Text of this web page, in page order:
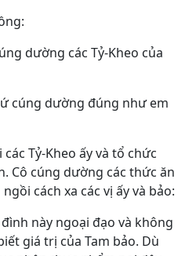
dường các Tỷ-Kheo của
cúng dường đúng như em
Tỷ-Kheo ấy và tổ chức
Cô cúng dường các thức ăn
cách xa các vị ấy và bảo:
này ngoại đạo và không
giá trị của Tam bảo. Dù